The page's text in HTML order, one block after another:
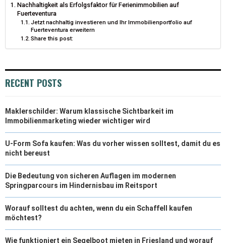
T
T
)
O
O
R
E
D
I
Nachhaltigkeit als Erfolgsfaktor für Ferienimmobilien auf
Fuerteventura
Jetzt nachhaltig investieren und Ihr Immobilienportfolio auf
Fuerteventura erweitern
Share this post:
RECENT POSTS
Maklerschilder: Warum klassische Sichtbarkeit im
Immobilienmarketing wieder wichtiger wird
U-Form Sofa kaufen: Was du vorher wissen solltest, damit du es
nicht bereust
Die Bedeutung von sicheren Auflagen im modernen
Springparcours im Hindernisbau im Reitsport
Worauf solltest du achten, wenn du ein Schaffell kaufen
möchtest?
Wie funktioniert ein Segelboot mieten in Friesland und worauf